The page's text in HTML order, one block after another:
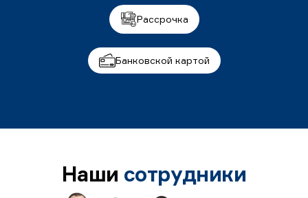
Рассрочка
Банковской картой
Наши сотрудники